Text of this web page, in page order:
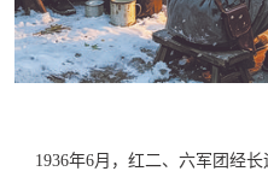
1936年6月，红二、六军团经